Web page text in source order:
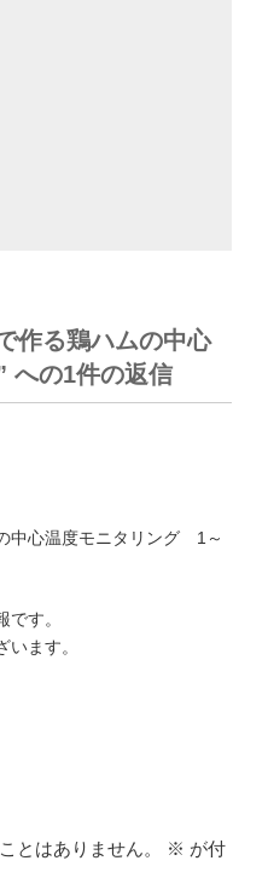
作る鶏ハムの中心
への1件の返信
中心温度モニタリング 1～
す。
ます。
とはありません。 ※ が付